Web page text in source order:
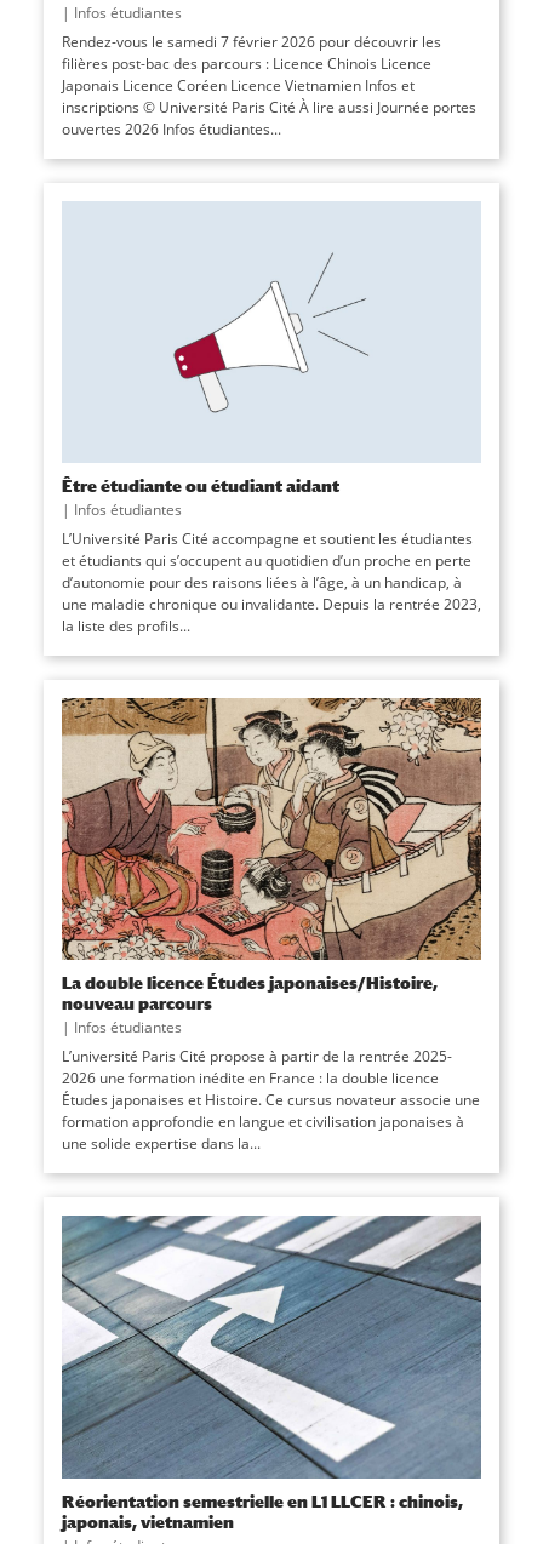
| Infos étudiantes
Rendez-vous le samedi 7 février 2026 pour découvrir les
filières post-bac des parcours : Licence Chinois Licence
Japonais Licence Coréen Licence Vietnamien Infos et
inscriptions © Université Paris Cité À lire aussi Journée portes
ouvertes 2026 Infos étudiantes...
Être étudiante ou étudiant aidant
| Infos étudiantes
L’Université Paris Cité accompagne et soutient les étudiantes
et étudiants qui s’occupent au quotidien d’un proche en perte
d’autonomie pour des raisons liées à l’âge, à un handicap, à
une maladie chronique ou invalidante. Depuis la rentrée 2023,
la liste des profils...
La double licence Études japonaises/Histoire,
nouveau parcours
| Infos étudiantes
L’université Paris Cité propose à partir de la rentrée 2025-
2026 une formation inédite en France : la double licence
Études japonaises et Histoire. Ce cursus novateur associe une
formation approfondie en langue et civilisation japonaises à
une solide expertise dans la...
Réorientation semestrielle en L1 LLCER : chinois,
japonais, vietnamien